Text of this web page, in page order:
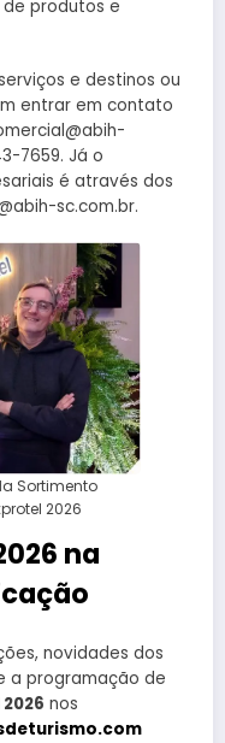
produtos e
e destinos ou
entrar em contato
7659. Já o
é através dos
sc.com.br.
Sortimento
2026
na
novidades dos
a programação de
nos